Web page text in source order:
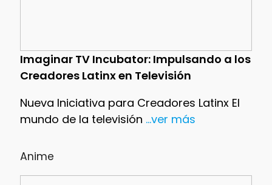
Imaginar TV Incubator: Impulsando a los
Creadores Latinx en Televisión
Nueva Iniciativa para Creadores Latinx El
mundo de la televisión ...ver más
Anime